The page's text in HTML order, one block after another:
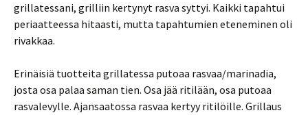
grillatessani, grilliin kertynyt rasva syttyi. Kaikki tapahtui
periaatteessa hitaasti, mutta tapahtumien eteneminen oli
rivakkaa.
Erinäisiä tuotteita grillatessa putoaa rasvaa/marinadia,
josta osa palaa saman tien. Osa jää ritilään, osa putoaa
rasvalevylle. Ajansaatossa rasvaa kertyy ritilöille. Grillaus